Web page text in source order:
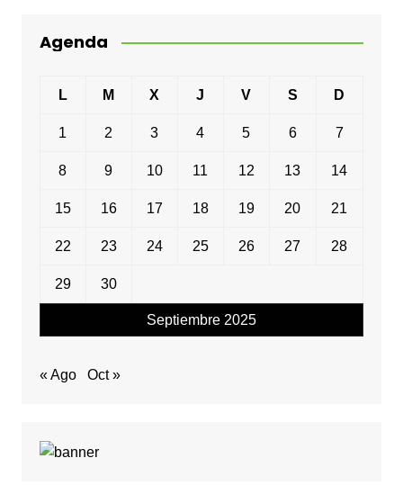
Agenda
Septiembre 2025
L M X J V S D
1 2 3 4 5 6 7
8 9 10 11 12 13 14
15 16 17 18 19 20 21
22 23 24 25 26 27 28
29 30
« Ago Oct »